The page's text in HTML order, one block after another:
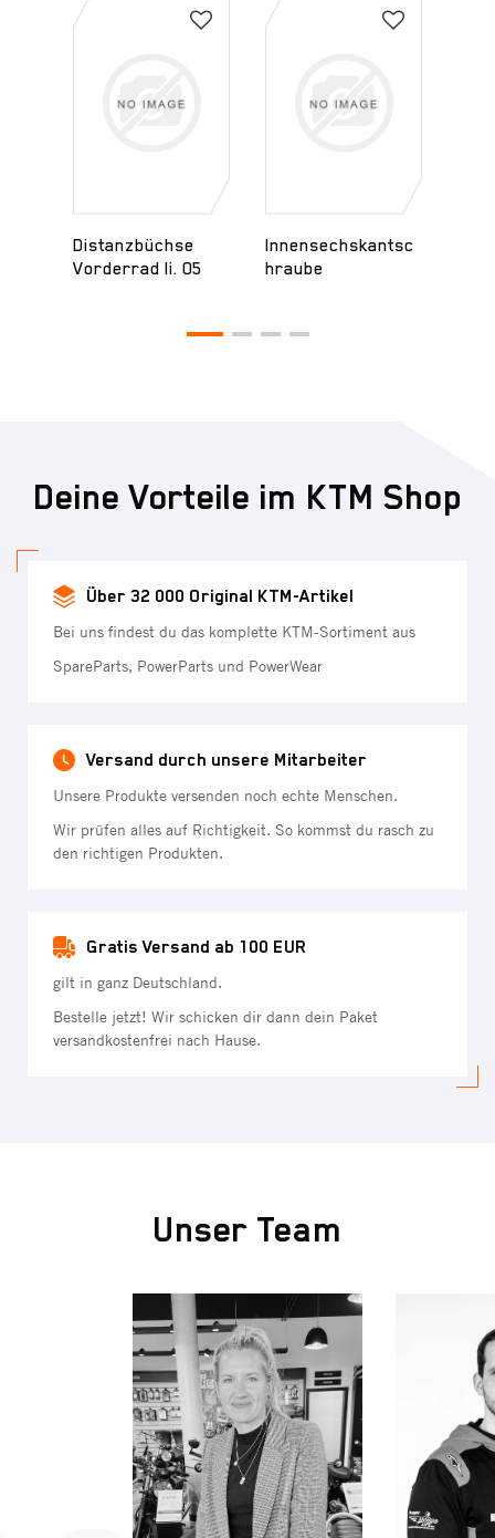
Distanzbüchse
Vorderrad li. 05
Innensechskantsc
hraube
Deine Vorteile im KTM Shop
Über 32 000 Original KTM-Artikel
Bei uns findest du das komplette KTM-Sortiment aus
SpareParts, PowerParts und PowerWear
Versand durch unsere Mitarbeiter
Unsere Produkte versenden noch echte Menschen.
Wir prüfen alles auf Richtigkeit. So kommst du rasch zu
den richtigen Produkten.
Gratis Versand ab 100 EUR
gilt in ganz Deutschland.
Bestelle jetzt! Wir schicken dir dann dein Paket
versandkostenfrei nach Hause.
Unser Team